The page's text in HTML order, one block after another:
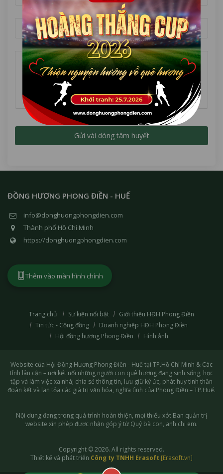
Địa chỉ
Nội dung *
ĐỒNG HƯƠNG PHONG ĐIỀN - HUẾ
info@donghuongphongdien.com
Thành phố Hồ Chí Minh
https://donghuongphongdien.com
Thêm vào màn hình chính
Trang chủ Sự kiện nổi bật
Giới thiệu HĐH Phong Điền
Tin tức - Cộng đồng
Doanh nghiệp HĐH Phong Điền
Hội đồng hương Phong Điền
Hình ảnh
Website của Hội Đồng Hương Phong Điền - Huế tại TP.Hồ Chí Minh & Các
tỉnh lân cận – nơi kết nối những người con quê hương đang sinh sống, học
tập và làm việc xa nhà; chia sẻ thông tin, lưu giữ ký ức, phát huy tinh thần
đoàn kết và lan tỏa các giá trị văn hóa, nghĩa tình của Phong Điền – TP.Huế.
Nội dung đang trong quá trình hoàn thiện, mọi thiếu xót Ban quản trị
website xin phép được nhận góp ý từ Quý bà con, anh chị em.
Copyright © 2026. All rights reserved.
Thiết kế và phát triển Công ty TNHH Erasoft [Erasoft.vn]